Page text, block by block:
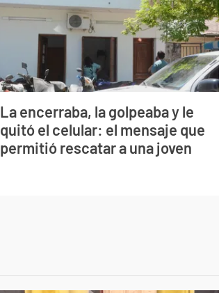
La encerraba, la golpeaba y le
quitó el celular: el mensaje que
permitió rescatar a una joven